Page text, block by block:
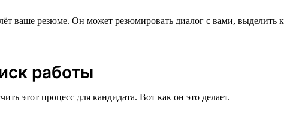
ваше резюме. Он может резюмировать диалог с вами, выделить
работы
этот процесс для кандидата. Вот как он это делает.